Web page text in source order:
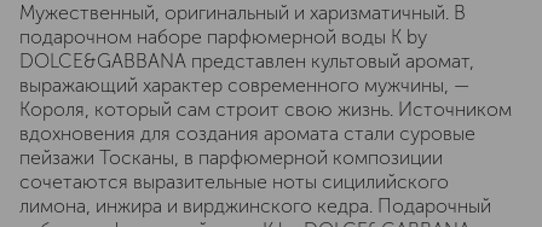
Мужественный, оригинальный и харизматичный. В
подарочном наборе парфюмерной воды K by
DOLCE&GABBANA представлен культовый аромат,
выражающий характер современного мужчины, —
Короля, который сам строит свою жизнь. Источником
вдохновения для создания аромата стали суровые
пейзажи Тосканы, в парфюмерной композиции
сочетаются выразительные ноты сицилийского
лимона, инжира и вирджинского кедра. Подарочный